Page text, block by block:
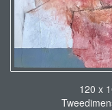
120 x